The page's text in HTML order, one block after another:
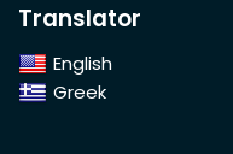
Translator
English
Greek